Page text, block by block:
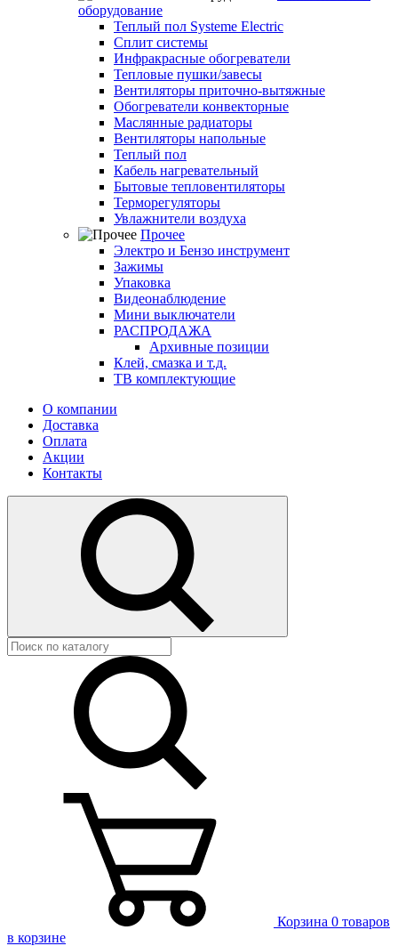
оборудование
Теплый пол Systeme Electric
Сплит системы
Инфракрасные обогреватели
Тепловые пушки/завесы
Вентиляторы приточно-вытяжные
Обогреватели конвекторные
Маслянные радиаторы
Вентиляторы напольные
Теплый пол
Кабель нагревательный
Бытовые тепловентиляторы
Терморегуляторы
Увлажнители воздуха
Прочее
Электро и Бензо инструмент
Зажимы
Упаковка
Видеонаблюдение
Мини выключатели
РАСПРОДАЖА
Архивные позиции
Клей, смазка и т.д.
ТВ комплектующие
О компании
Доставка
Оплата
Акции
Контакты
Корзина 0 товаров
в корзине